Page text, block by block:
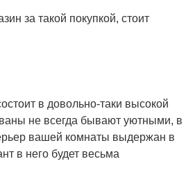
за такой покупкой, стоит
в довольно-таки высокой
не всегда бывают уютными, в
вашей комнаты выдержан в
в него будет весьма